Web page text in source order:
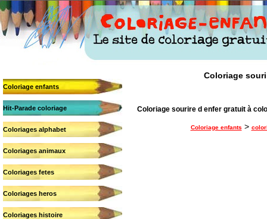
Coloriage enfants
Hit-Parade coloriage
Coloriages alphabet
Coloriages animaux
Coloriages fetes
Coloriages heros
Coloriages histoire
Coloriage
Coloriage sourire d enfer gratuit à
Coloriage enfants >